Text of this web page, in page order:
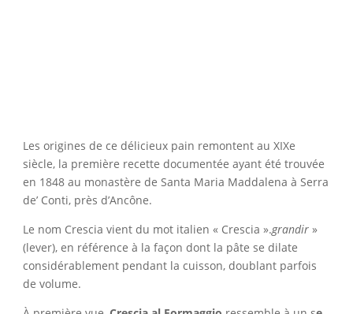
Les origines de ce délicieux pain remontent au XIXe
siècle, la première recette documentée ayant été trouvée
en 1848 au monastère de Santa Maria Maddalena à Serra
de’ Conti, près d’Ancône.
Le nom Crescia vient du mot italien « Crescia ».grandir»
(lever), en référence à la façon dont la pâte se dilate
considérablement pendant la cuisson, doublant parfois
de volume.